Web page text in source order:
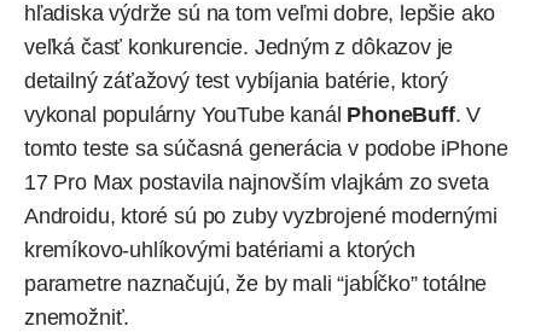
hľadiska výdrže sú na tom veľmi dobre, lepšie ako
veľká časť konkurencie. Jedným z dôkazov je
detailný záťažový test vybíjania batérie, ktorý
vykonal populárny YouTube kanál PhoneBuff. V
tomto teste sa súčasná generácia v podobe iPhone
17 Pro Max postavila najnovším vlajkám zo sveta
Androidu, ktoré sú po zuby vyzbrojené modernými
kremíkovo-uhlíkovými batériami a ktorých
parametre naznačujú, že by mali “jabĺčko” totálne
znemožniť.